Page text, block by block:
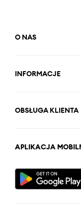
O NAS
INFORMACJE
OBSŁUGA KLIENTA
APLIKACJA